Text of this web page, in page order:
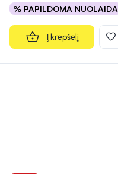
% PAPILDOMA NUOLAIDA
Į krepšelį